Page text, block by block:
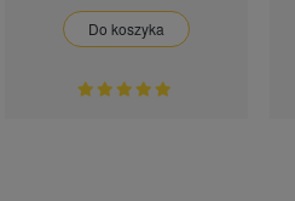
Do koszyka